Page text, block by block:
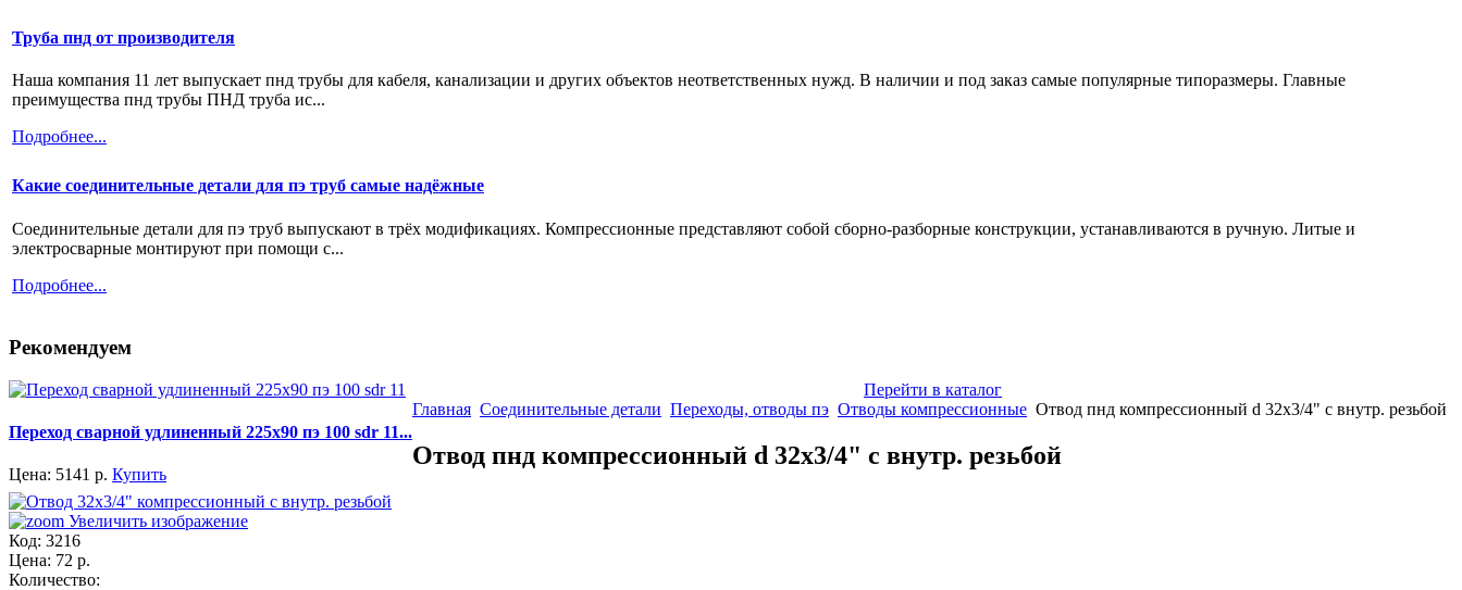
Труба пнд от производителя
Наша компания 11 лет выпускает пнд трубы для кабеля, канализации и других объектов неответственных нужд. В наличии и под заказ самые популярные типоразмеры. Главные
преимущества пнд трубы ПНД труба ис...
Подробнее...
Какие соединительные детали для пэ труб самые надёжные
Соединительные детали для пэ труб выпускают в трёх модификациях. Компрессионные представляют собой сборно-разборные конструкции, устанавливаются в ручную. Литые и
электросварные монтируют при помощи с...
Подробнее...
Рекомендуем
Переход сварной удлиненный 225x90 пэ 100 sdr 11...
Цена: 5141 р. Купить
Перейти в каталог
Главная Соединительные детали Переходы, отводы пэ Отводы компрессионные Отвод пнд компрессионный d 32x3/4" с внутр. резьбой
Отвод пнд компрессионный d 32x3/4" с внутр. резьбой
Увеличить изображение
Код: 3216
Цена: 72 р.
Количество: